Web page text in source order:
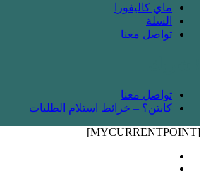
ماي كاليفورا
السلة
تواصل معنا
تواصل معنا
كابتن؟ – خرائط استلام الطلبات
[MYCURRENTPOINT]